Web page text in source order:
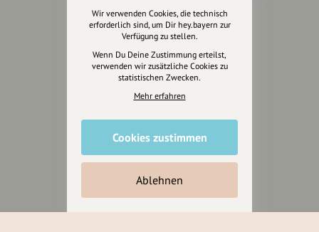
uns für unsere Region und
für alle, die uns besuchen
wollen.
Inhalte vorschlagen
Jetzt unterstützen
Spendenquittung ausstellen.
Wir verwenden Cookies, die technisch
erforderlich sind, um Dir hey.bayern zur
Verfügung zu stellen.
Wenn Du Deine Zustimmung erteilst,
verwenden wir zusätzliche Cookies zu
statistischen Zwecken.
Mehr erfahren
Cookies zustimmen
Ablehnen